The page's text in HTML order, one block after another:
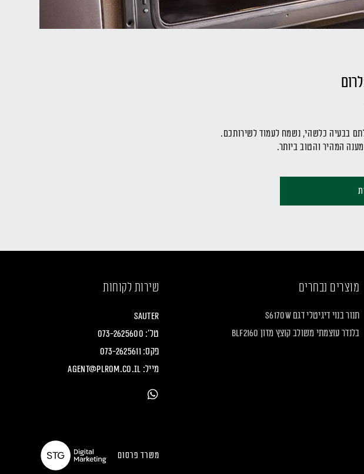
בבעיה כלשהי, נשמח לעמוד לשירותכם.
המהיר והטוב ביותר.
מוצרים נבחרים
תנור בנוי דיגיטלי דגם S6170W
בלנדר עוצמתי משולב קוצץ מזון BLF2160
שירות לקוחות
Sauter
טל': 073-2625600
פקס: 073-2625611
מייל: agent@plrom.co.il
משרד פרסום